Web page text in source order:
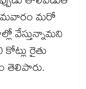
మరో
వేస్తున్నామని
రైతు
తెలిపారు.